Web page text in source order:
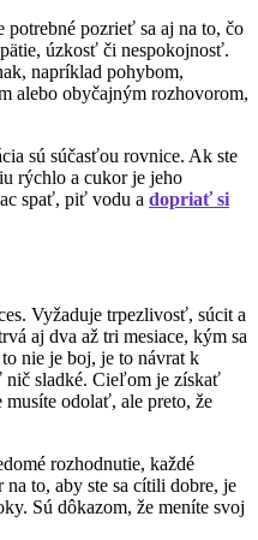
potrebné pozrieť sa aj na to, čo
úzkosť či nespokojnosť.
napríklad pohybom,
alebo obyčajným rozhovorom,
sú súčasťou rovnice. Ak ste
rýchlo a cukor je jeho
spať, piť vodu a dopriať si
Vyžaduje trpezlivosť, súcit a
aj dva až tri mesiace, kým sa
nie je boj, je to návrat k
nič sladké. Cieľom je získať
odolať, ale preto, že
rozhodnutie, každé
na to, aby ste sa cítili dobre, je
Sú dôkazom, že meníte svoj